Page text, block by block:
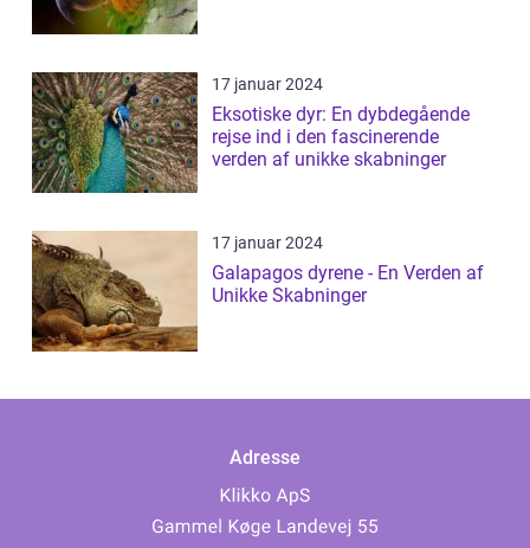
17 januar 2024
Eksotiske dyr: En dybdegående
rejse ind i den fascinerende
verden af unikke skabninger
17 januar 2024
Galapagos dyrene - En Verden af
Unikke Skabninger
Adresse